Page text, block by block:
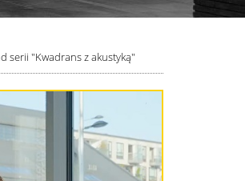
serii "Kwadrans z akustyką"